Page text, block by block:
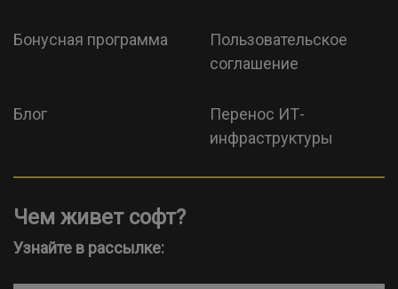
Бонусная программа
Пользовательское
соглашение
Блог
Перенос ИТ-
инфраструктуры
Чем живет софт?
Узнайте в рассылке: